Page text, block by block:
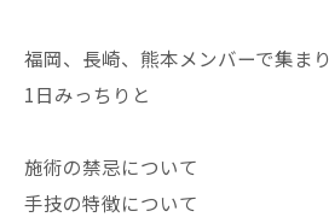
福岡、長崎、熊本メンバーで集まり
1日みっちりと
施術の禁忌について
手技の特徴について